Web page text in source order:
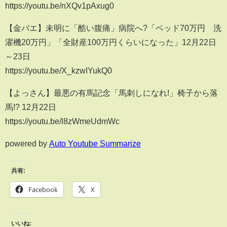
https://youtu.be/nXQv1pAxug0
【金バエ】未明に「酷い腹痛」病院へ?「ベッド70万円 洗
濯機20万円」「全財産100万円くらいになった」12月22日
～23日
https://youtu.be/X_kzwIYukQ0
【よっさん】最悪の有馬記念「馬刺しになれ!」椅子から落
馬!? 12月22日
https://youtu.be/l8zWmeUdmWc
powered by Auto Youtube Summarize
共有:
Facebook X
いいね: